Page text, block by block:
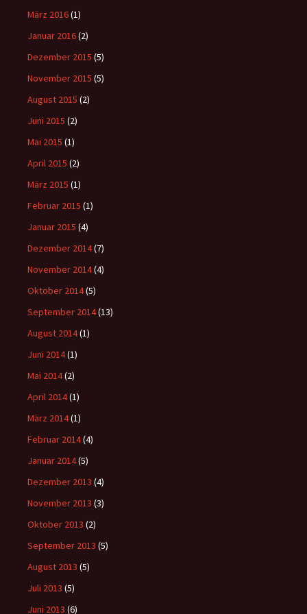
März 2016(1)
Januar 2016(2)
Dezember 2015 (5)
November 2015 (5)
August 2015 (2)
Juni 2015 (2)
Mai 2015 (1)
April 2015 (2)
März 2015 (1)
Februar 2015 (1)
Januar 2015 (4)
Dezember 2014(7)
November 2014(4)
Oktober 2014(5)
September 2014(13)
August 2014(1)
Juni 2014(1)
Mai 2014(2)
April 2014(1)
März 2014(1)
Februar 2014(4)
Januar 2014(5)
Dezember 2013 (4)
November 2013 (3)
Oktober 2013 (2)
September 2013 (5)
August 2013 (5)
Juli 2013 (5)
Juni 2013 (6)